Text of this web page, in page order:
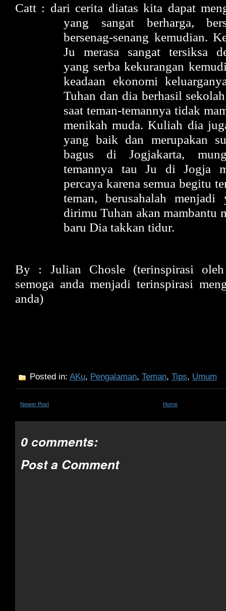
Catt : dari cerita diatas kita dapat
yang sangat berharga,
bersenag-senang kemudian.
Ju merasa sangat tersiksa
yang serba kekurangan
keadaan ekonomi
Tuhan dan dia berhasil
saat teman-temannya tidak
menikah muda. Kuliah dia
yang baik dan merupakan
bagus di Jogjakarta,
temannya tau Ju di Jogja
percaya karena semua begitu
teman, berusahalah
dirimu Tuhan akan mambantu
baru Dia takkan tidur.
By : Julian Chosle (terinspirasi
semoga anda menjadi terinspirasi
anda)
Posted in: AKu, Pengalaman, Teman, Tips, Umum
Newer Post Home
0 comments:
Post a Comment